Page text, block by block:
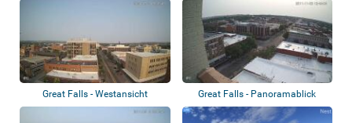
Great Falls - Westansicht Great Falls - Panoramablick